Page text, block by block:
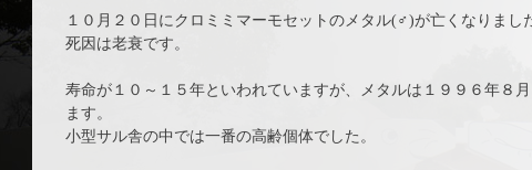
１０月２０日にクロミミマーモセットのメタル(♂)が亡くなりまし
死因は老衰です。
寿命が１０～１５年といわれていますが、メタルは１９９６年８
ます。
小型サル舎の中では一番の高齢個体でした。